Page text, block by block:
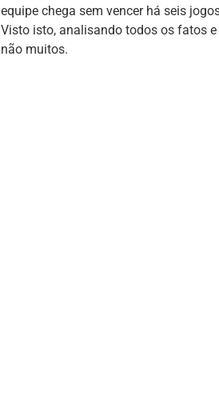
equipe chega sem vencer há seis
Visto isto, analisando todos os fatos
não muitos.